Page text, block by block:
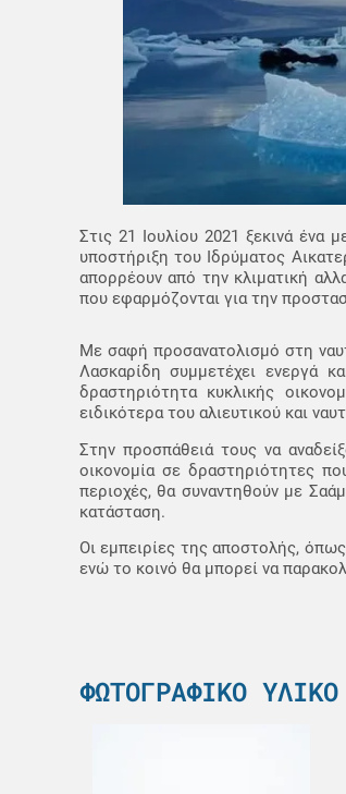
Στις 21 Ιουλίου 2021 ξεκινά ένα
υποστήριξη του Ιδρύματος
απορρέουν από την κλιματική
που εφαρμόζονται για την
Με σαφή προσανατολισμό στη
Λασκαρίδη συμμετέχει ενεργά
δραστηριότητα κυκλικής
ειδικότερα του αλιευτικού και
Στην προσπάθειά τους να
οικονομία σε δραστηριότητες
περιοχές, θα συναντηθούν με
κατάσταση.
Οι εμπειρίες της αποστολής,
ενώ το κοινό θα μπορεί να
ΦΩΤΟΓΡΑΦΙΚΌ ΥΛΙΚΌ